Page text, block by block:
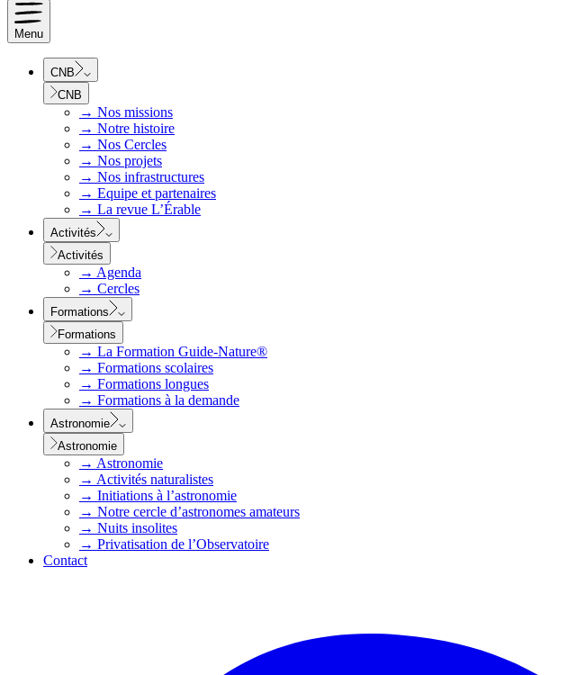
Menu
CNB
CNB
→ Nos missions
→ Notre histoire
→ Nos Cercles
→ Nos projets
→ Nos infrastructures
→ Equipe et partenaires
→ La revue L’Érable
Activités
Activités
→ Agenda
→ Cercles
Formations
Formations
→ La Formation Guide-Nature®
→ Formations scolaires
→ Formations longues
→ Formations à la demande
Astronomie
Astronomie
→ Astronomie
→ Activités naturalistes
→ Initiations à l’astronomie
→ Notre cercle d’astronomes amateurs
→ Nuits insolites
→ Privatisation de l’Observatoire
Contact